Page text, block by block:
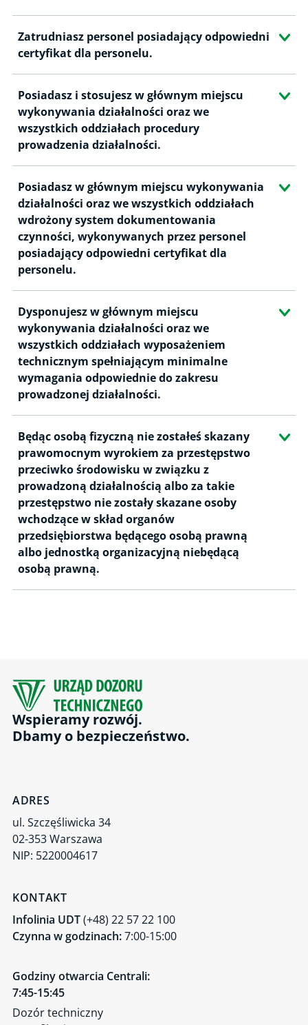
Zatrudniasz personel posiadający odpowiedni
certyfikat dla personelu.
Posiadasz i stosujesz w głównym miejscu
wykonywania działalności oraz we
wszystkich oddziałach procedury
prowadzenia działalności.
Posiadasz w głównym miejscu wykonywania
działalności oraz we wszystkich oddziałach
wdrożony system dokumentowania
czynności, wykonywanych przez personel
posiadający odpowiedni certyfikat dla
personelu.
Dysponujesz w głównym miejscu
wykonywania działalności oraz we
wszystkich oddziałach wyposażeniem
technicznym spełniającym minimalne
wymagania odpowiednie do zakresu
prowadzonej działalności.
Będąc osobą fizyczną nie zostałeś skazany
prawomocnym wyrokiem za przestępstwo
przeciwko środowisku w związku z
prowadzoną działalnością albo za takie
przestępstwo nie zostały skazane osoby
wchodzące w skład organów
przedsiębiorstwa będącego osobą prawną
albo jednostką organizacyjną niebędącą
osobą prawną.
Wspieramy rozwój.
Dbamy o bezpieczeństwo.
ADRES
ul. Szczęśliwicka 34
02-353 Warszawa
NIP: 5220004617
KONTAKT
Infolinia UDT(+48) 22 57 22 100
Czynna w godzinach:7:00-15:00
Godziny otwarcia Centrali:
7:45-15:45
Dozór techniczny